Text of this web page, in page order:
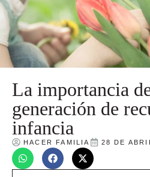
La importancia
generación de
infancia
HACER FAMILIA 28 DE